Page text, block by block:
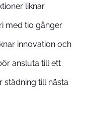
liknar
med tio gånger
innovation och
ansluta till ett
städning till nästa